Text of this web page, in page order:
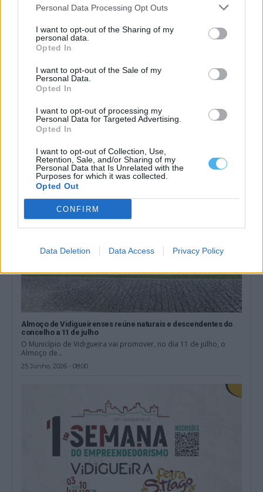
Personal Data Processing Opt Outs
I want to opt-out of the Sharing of my
personal data.
Opted In
I want to opt-out of the Sale of my
Personal Data.
Opted In
I want to opt-out of processing my
Personal Data for Targeted Advertising.
Opted In
I want to opt-out of Collection, Use,
Retention, Sale, and/or Sharing of my
Personal Data that Is Unrelated with the
Purposes for which it was collected.
Opted Out
CONFIRM
Data Deletion Data Access Privacy Policy
Resialentejo amplia instalações de canil e gatil em Beja
A empresa intermunicipal Resialentejo, com sede em Beja, vai
14 Julho, 2026 - 17:57
Almoço de Vidigueirenses reúne naturais e descendentes do
concelho a 11 de julho
O Município de Vidigueira vai promover, no dia 11 de julho, o
Almoço de...
25 Junho, 2026 - 08:00